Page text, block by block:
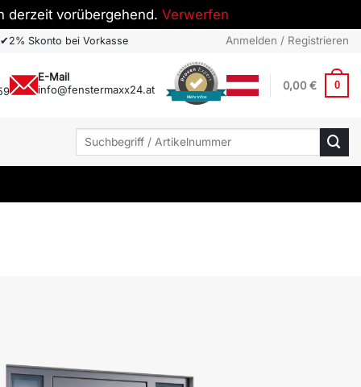
derzeit vorübergehend. Verwerfen
✔2% Skonto bei Vorkasse Anmelden / Registrieren
E-Mail
info@fenstermaxx24.at
Mehr Infos
0,00€ 0
Suchen